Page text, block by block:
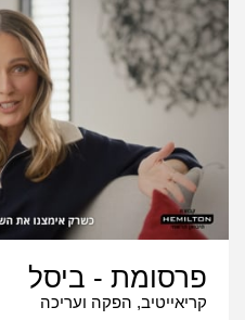
פרסומת - ביסל
קריאייטיב, הפקה ועריכה